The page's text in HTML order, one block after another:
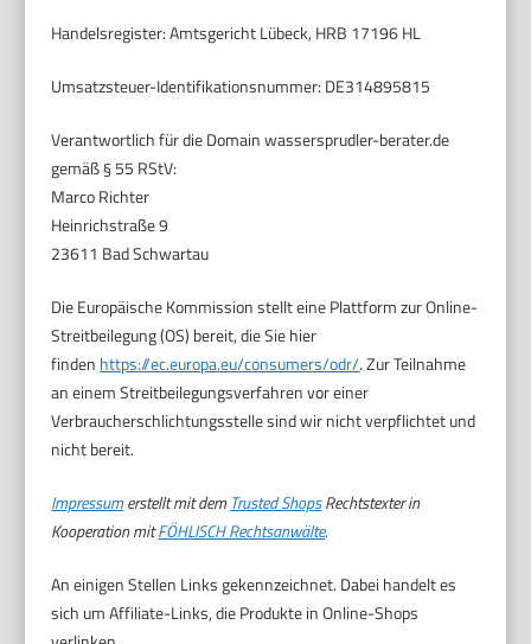
Handelsregister: Amtsgericht Lübeck, HRB 17196 HL
Umsatzsteuer-Identifikationsnummer: DE314895815
Verantwortlich für die Domain wassersprudler-berater.de
gemäß § 55 RStV:
Marco Richter
Heinrichstraße 9
23611 Bad Schwartau
Die Europäische Kommission stellt eine Plattform zur Online-
Streitbeilegung (OS) bereit, die Sie hier
finden https://ec.europa.eu/consumers/odr/. Zur Teilnahme
an einem Streitbeilegungsverfahren vor einer
Verbraucherschlichtungsstelle sind wir nicht verpflichtet und
nicht bereit.
Impressumerstellt mit dem Trusted ShopsRechtstexter in
Kooperation mitFÖHLISCH Rechtsanwälte.
An einigen Stellen Links gekennzeichnet. Dabei handelt es
sich um Affiliate-Links, die Produkte in Online-Shops